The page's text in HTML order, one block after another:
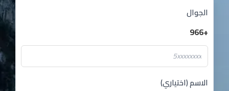
الجوال
+966
الاسم (اختياري)